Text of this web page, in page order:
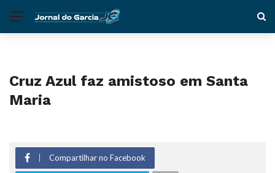
Cruz Azul faz amistoso em Santa
Maria
Compartilhar no Facebook